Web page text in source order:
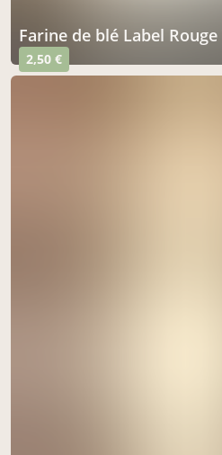
Farine de blé Label Rouge
2,50 €